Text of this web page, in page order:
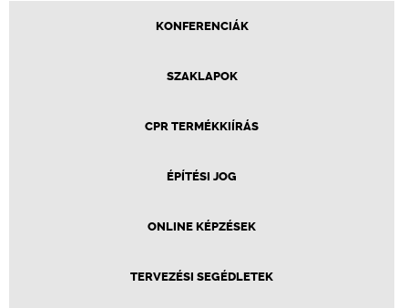
KONFERENCIÁK
SZAKLAPOK
CPR TERMÉKKIÍRÁS
ÉPÍTÉSI JOG
ONLINE KÉPZÉSEK
TERVEZÉSI SEGÉDLETEK